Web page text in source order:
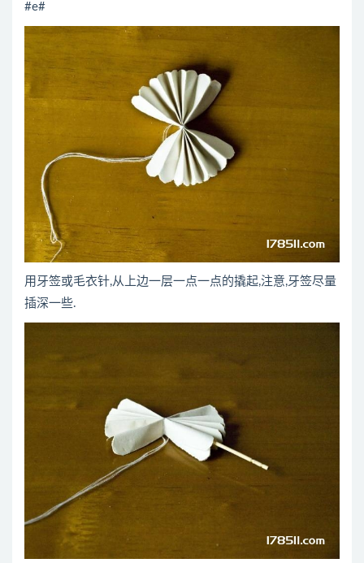
#e#
用牙签或毛衣针,从上边一层一点一点的撬起,注意,牙签尽量
插深一些.